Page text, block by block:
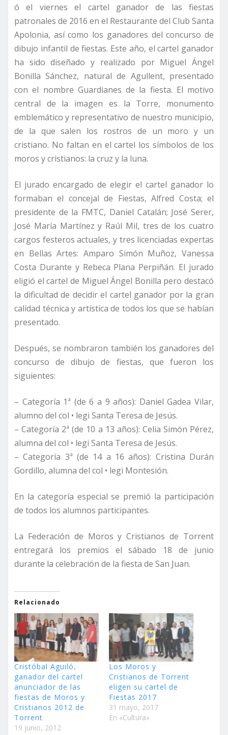
ó el viernes el cartel ganador de las fiestas
patronales de 2016 en el Restaurante del Club Santa
Apolonia, así como los ganadores del concurso de
dibujo infantil de fiestas. Este año, el cartel ganador
ha sido diseñado y realizado por Miguel Ángel
Bonilla Sánchez, natural de Agullent, presentado
con el nombre Guardianes de la fiesta. El motivo
central de la imagen es la Torre, monumento
emblemático y representativo de nuestro municipio,
de la que salen los rostros de un moro y un
cristiano. No faltan en el cartel los símbolos de los
moros y cristianos: la cruz y la luna.
El jurado encargado de elegir el cartel ganador lo
formaban el concejal de Fiestas, Alfred Costa; el
presidente de la FMTC, Daniel Catalán; José Serer,
José María Martínez y Raúl Mil, tres de los cuatro
cargos festeros actuales, y tres licenciadas expertas
en Bellas Artes: Amparo Simón Muñoz, Vanessa
Costa Durante y Rebeca Plana Perpiñán. El jurado
eligió el cartel de Miguel Ángel Bonilla pero destacó
la dificultad de decidir el cartel ganador por la gran
calidad técnica y artística de todos los que se habían
presentado.
Después, se nombraron también los ganadores del
concurso de dibujo de fiestas, que fueron los
siguientes:
– Categoría 1ª (de 6 a 9 años): Daniel Gadea Vilar,
alumno del col • legi Santa Teresa de Jesús.
– Categoría 2ª (de 10 a 13 años): Celia Simón Pérez,
alumna del col • legi Santa Teresa de Jesús.
– Categoría 3ª (de 14 a 16 años): Cristina Durán
Gordillo, alumna del col • legi Montesión.
En la categoría especial se premió la participación
de todos los alumnos participantes.
La Federación de Moros y Cristianos de Torrent
entregará los premios el sábado 18 de junio
durante la celebración de la fiesta de San Juan.
Relacionado
Cristóbal Aguiló,
ganador del cartel
anunciador de las
fiestas de Moros y
Cristianos 2012 de
Torrent
19 junio, 2012
Los Moros y
Cristianos de Torrent
eligen su cartel de
Fiestas 2017
31 mayo, 2017
En «Cultura»